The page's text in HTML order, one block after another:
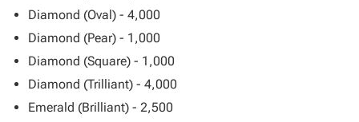
Diamond (Oval) - 4,000
Diamond (Pear) - 1,000
Diamond (Square) - 1,000
Diamond (Trilliant) - 4,000
Emerald (Brilliant) - 2,500